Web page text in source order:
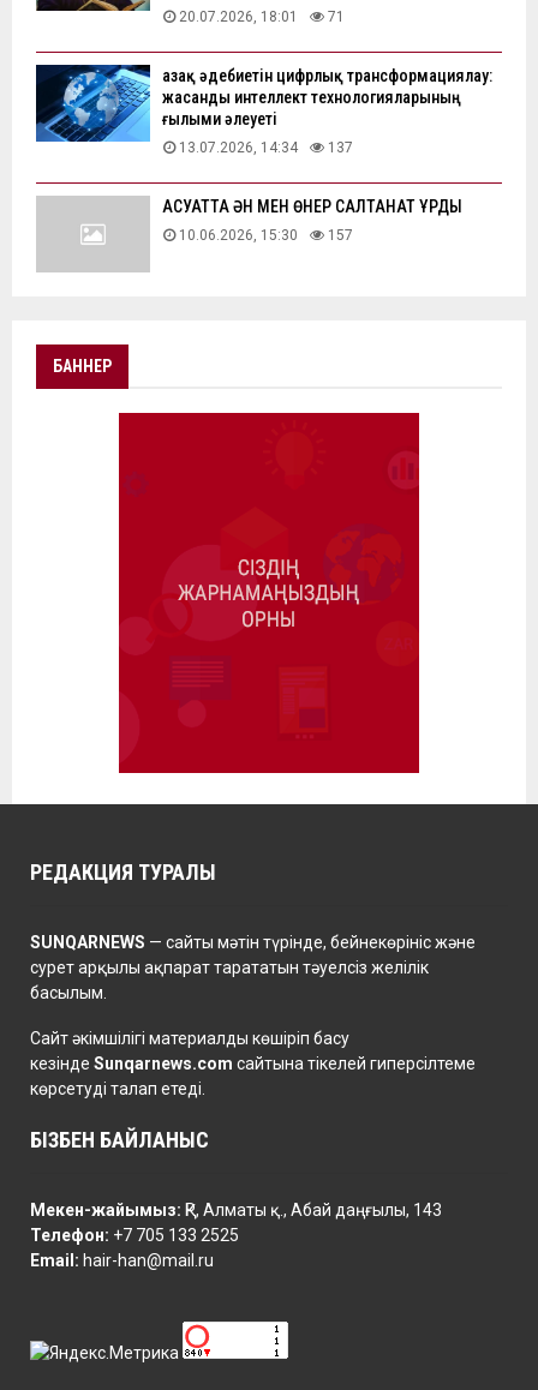
20.07.2026, 18:01 71
Қазақ әдебиетін цифрлық трансформациялау:
жасанды интеллект технологияларының
ғылыми әлеуеті
13.07.2026, 14:34 137
АҚСУАТТА ӘН МЕН ӨНЕР САЛТАНАТ ҚҰРДЫ
10.06.2026, 15:30 157
БАННЕР
РЕДАКЦИЯ ТУРАЛЫ
SUNQARNEWS — сайты мәтін түрінде, бейнекөрініс және
сурет арқылы ақпарат тарататын тәуелсіз желілік
басылым.
Сайт әкімшілігі материалды көшіріп басу
кезінде Sunqarnews.com сайтына тікелей гиперсілтеме
көрсетуді талап етеді.
БІЗБЕН БАЙЛАНЫС
Мекен-жайымыз: ҚР, Алматы қ., Абай даңғылы, 143
Телефон: +7 705 133 2525
Email: hair-han@mail.ru